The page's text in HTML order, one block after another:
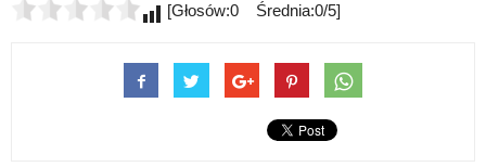
[Głosów:0 Średnia:0/5]